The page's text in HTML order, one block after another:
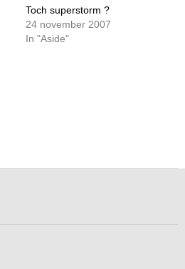
Toch superstorm ?
24 november 2007
In "Aside"